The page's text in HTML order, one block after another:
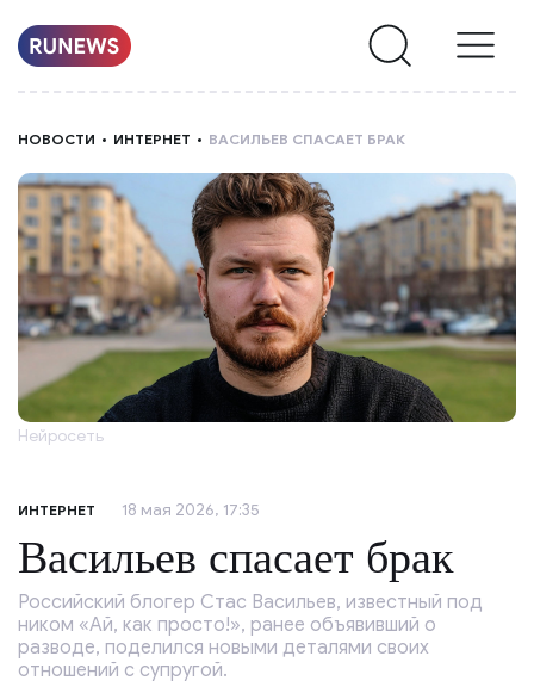
РУБРИКИ
О
НАС
НОВОСТИ ИНТЕРНЕТ ВАСИЛЬЕВ СПАСАЕТ БРАК
Нейросеть
ИНТЕРНЕТ 18 мая 2026, 17:35
Васильев спасает брак
Российский блогер Стас Васильев, известный под
ником «Ай, как просто!», ранее объявивший о
разводе, поделился новыми деталями своих
отношений с супругой.